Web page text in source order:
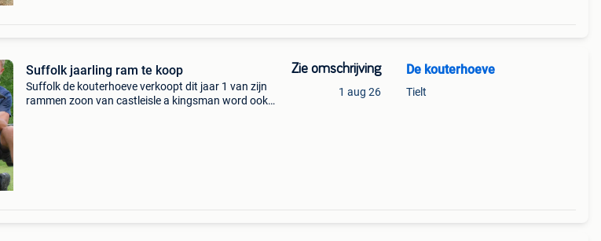
Suffolk jaarling ram te koop
Suffolk de kouterhoeve verkoopt dit jaar 1 van zijn
rammen zoon van castleisle a kingsman word ook
Zie omschrijving
1 aug 26
De kouterhoeve
Tielt